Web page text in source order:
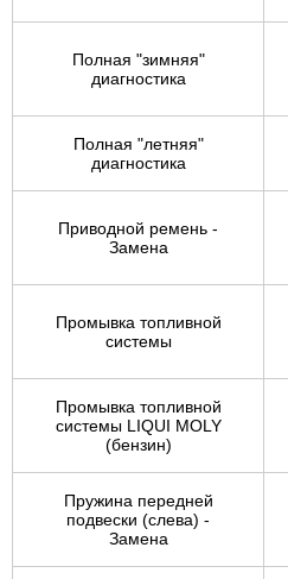
Полная "зимняя"
диагностика
Полная "летняя"
диагностика
Приводной ремень -
Замена
Промывка топливной
системы
Промывка топливной
системы LIQUI MOLY
(бензин)
Пружина передней
подвески (слева) -
Замена